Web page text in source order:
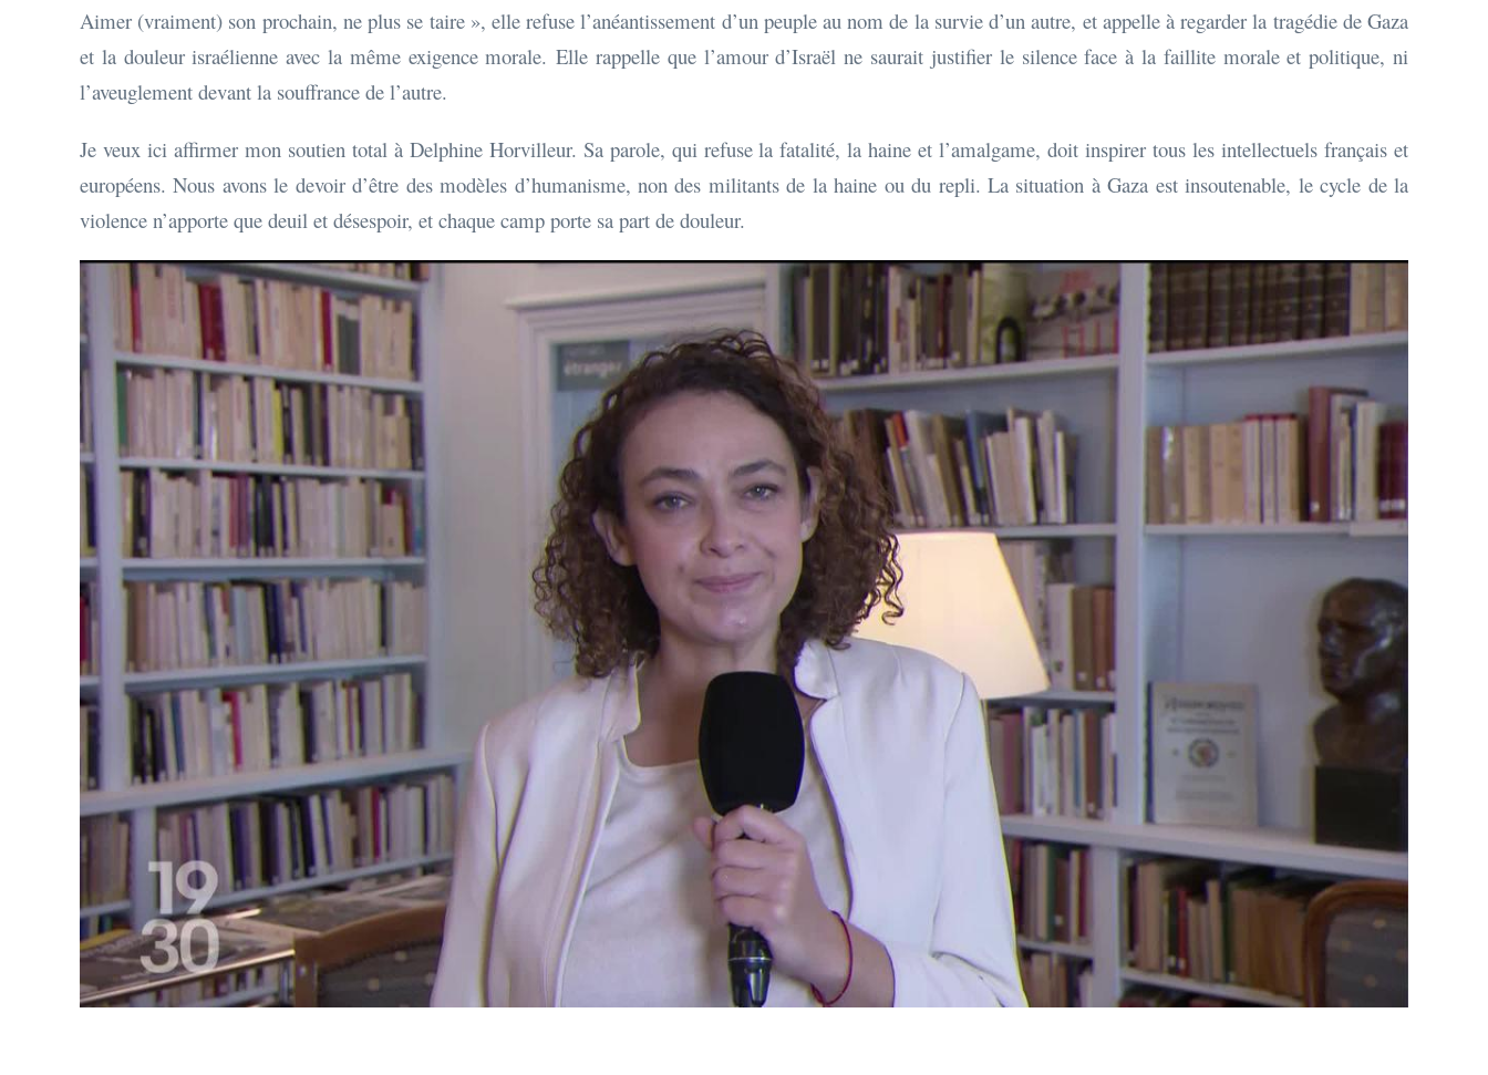
Aimer (vraiment) son prochain, ne plus se taire », elle refuse l’anéantissement d’un peuple au nom de la survie d’un autre, et appelle à regarder la tragédie de Gaza
et la douleur israélienne avec la même exigence morale. Elle rappelle que l’amour d’Israël ne saurait justifier le silence face à la faillite morale et politique, ni
l’aveuglement devant la souffrance de l’autre.
Je veux ici affirmer mon soutien total à Delphine Horvilleur. Sa parole, qui refuse la fatalité, la haine et l’amalgame, doit inspirer tous les intellectuels français et
européens. Nous avons le devoir d’être des modèles d’humanisme, non des militants de la haine ou du repli. La situation à Gaza est insoutenable, le cycle de la
violence n’apporte que deuil et désespoir, et chaque camp porte sa part de douleur.